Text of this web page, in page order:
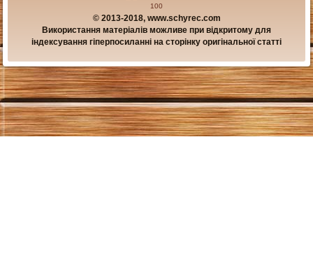
© 2013-2018, www.schyrec.com
Використання матеріалів можливе при відкритому для
індексування гіперпосиланні на сторінку оригінальної статті